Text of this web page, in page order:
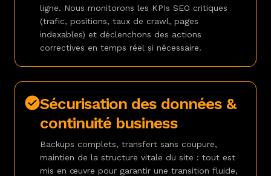
ligne. Nous monitorons les KPIs SEO critiques
(trafic, positions, taux de crawl, pages
indexables) et déclenchons des actions
correctives en temps réel si nécessaire.
Sécurisation des données &
continuité business
Backups complets, transfert sans coupure,
maintien de la structure vitale du site : tout est
mis en œuvre pour garantir une transition fluide,